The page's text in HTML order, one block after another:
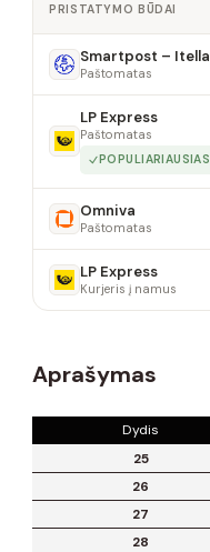
PRISTATYMO BŪDAI
Smartpost – Itella
Paštomatas
LP Express
Paštomatas
POPULIARIAUSIAS
Omniva
Paštomatas
LP Express
Kurjeris į namus
Aprašymas
Dydis
25
26
27
28